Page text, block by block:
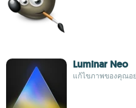
Luminar Neo
แก้ไขภาพของคุณอ